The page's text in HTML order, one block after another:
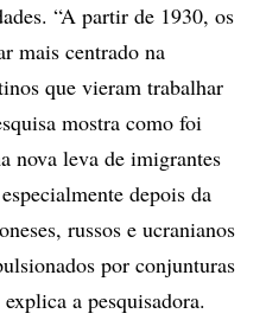
“A partir de 1930, os
mais centrado na
que vieram trabalhar
mostra como foi
nova leva de imigrantes
depois da
russos e ucranianos
por conjunturas
a pesquisadora.